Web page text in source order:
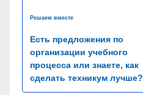
Решаем вместе
Есть предложения по
организации учебного
процесса или знаете, как
сделать техникум лучше?